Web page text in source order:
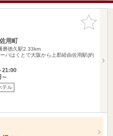
お気に入
りに追加
用町
磨徳久駅2.33km
ーパはくとで大阪から上郡経由佐用駅(約
21:00
テル